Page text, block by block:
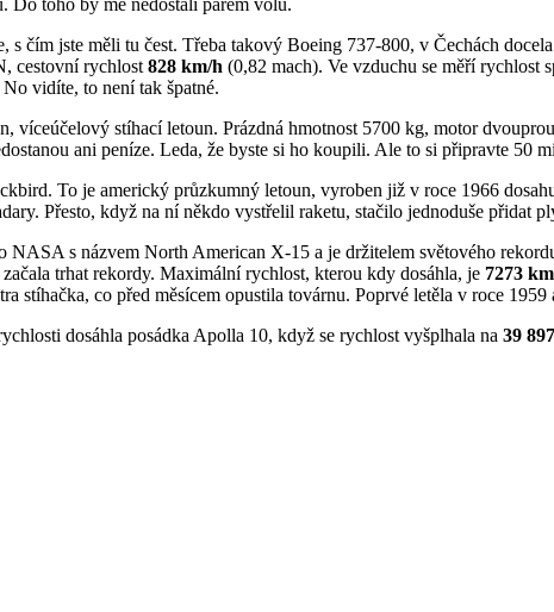
Do toho by mě nedostali párem volů.
čím jste měli tu čest. Třeba takový Boeing 737-800, v Čechách
cestovní rychlost 828 km/h (0,82 mach). Ve vzduchu se měří rychlost
vidíte, to není tak špatné.
víceúčelový stíhací letoun. Prázdná hmotnost 5700 kg, motor
ani peníze. Leda, že byste si ho koupili. Ale to si připravte 50
To je americký průzkumný letoun, vyroben již v roce 1966
Přesto, když na ní někdo vystřelil raketu, stačilo jednoduše přidat
s názvem North American X-15 a je držitelem světového
trhat rekordy. Maximální rychlost, kterou kdy dosáhla, je 7273
stíhačka, co před měsícem opustila továrnu. Poprvé letěla v roce
dosáhla posádka Apolla 10, když se rychlost vyšplhala na 39